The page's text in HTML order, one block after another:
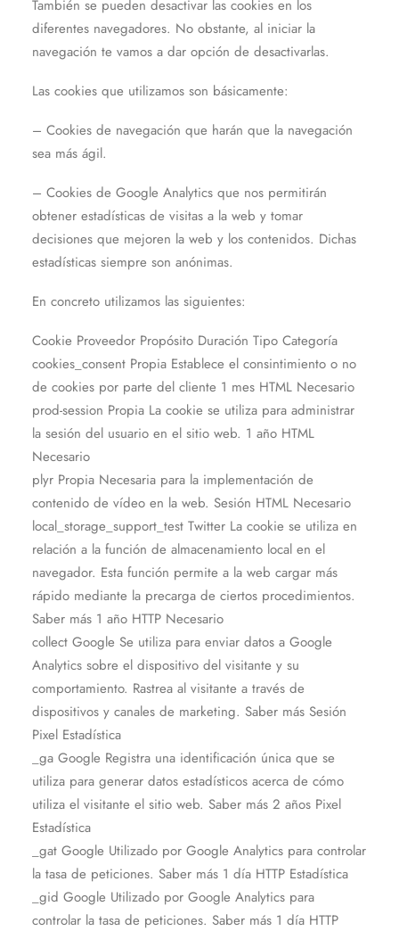
También se pueden desactivar las cookies en los
diferentes navegadores. No obstante, al iniciar la
navegación te vamos a dar opción de desactivarlas.
Las cookies que utilizamos son básicamente:
– Cookies de navegación que harán que la navegación
sea más ágil.
– Cookies de Google Analytics que nos permitirán
obtener estadísticas de visitas a la web y tomar
decisiones que mejoren la web y los contenidos. Dichas
estadísticas siempre son anónimas.
En concreto utilizamos las siguientes:
Cookie Proveedor Propósito Duración Tipo Categoría
cookies_consent Propia Establece el consintimiento o no
de cookies por parte del cliente 1 mes HTML Necesario
prod-session Propia La cookie se utiliza para administrar
la sesión del usuario en el sitio web. 1 año HTML
Necesario
plyr Propia Necesaria para la implementación de
contenido de vídeo en la web. Sesión HTML Necesario
local_storage_support_test Twitter La cookie se utiliza en
relación a la función de almacenamiento local en el
navegador. Esta función permite a la web cargar más
rápido mediante la precarga de ciertos procedimientos.
Saber más 1 año HTTP Necesario
collect Google Se utiliza para enviar datos a Google
Analytics sobre el dispositivo del visitante y su
comportamiento. Rastrea al visitante a través de
dispositivos y canales de marketing. Saber más Sesión
Pixel Estadística
_ga Google Registra una identificación única que se
utiliza para generar datos estadísticos acerca de cómo
utiliza el visitante el sitio web. Saber más 2 años Pixel
Estadística
_gat Google Utilizado por Google Analytics para controlar
la tasa de peticiones. Saber más 1 día HTTP Estadística
_gid Google Utilizado por Google Analytics para
controlar la tasa de peticiones. Saber más 1 día HTTP